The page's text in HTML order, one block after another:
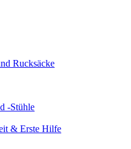
Rucksäcke
-Stühle
& Erste Hilfe